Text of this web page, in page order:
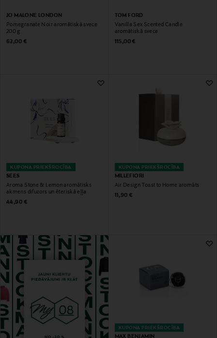
JO MALONE LONDON
Pomegranate Noir aromātiskā svece
200 g
Original Price
62,00 €
TOM FORD
Vanilla Sex Scented Candle
aromātiskā svece
Original Price
115,00 €
KUPONA PRIEKŠROCĪBA
SEES
Aroma Stone & Lemon aromātisks
akmens difuzors un ēteriskā eļļa
Original Price
44,90 €
KUPONA PRIEKŠROCĪBA
MILLEFIORI
Air Design Toast to Home aromāts
Original Price
11,90 €
KUPONA PRIEKŠROCĪBA
MAX BENJAMIN